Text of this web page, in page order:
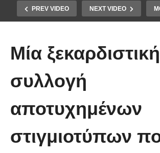
PREV VIDEO NEXT VIDEO
Απολαυστικοί Μέριλ Στριπ
άλλον
Μία ξεκαρδιστική
συλλογή
αποτυχημένων
στιγμιοτύπων